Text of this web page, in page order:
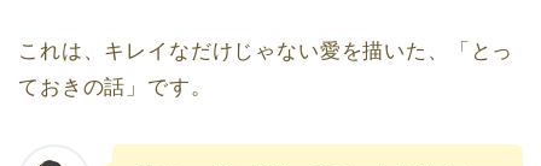
これは、キレイなだけじゃない愛を描いた、「とっ
ておきの話」です。